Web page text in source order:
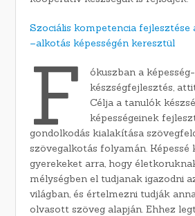
Szociális kompetencia fejlesztése
–alkotás képességén keresztül
F
ókuszban a
készségfejlesztés,
Célja a tanulók
képességeinek
gondolkodás kialakítása
szövegalkotás folyamán. Képessé
gyerekeket arra, hogy
mélységben el tudjanak igazodni
világban, és értelmezni tudják
olvasott szöveg alapján. Ehhez